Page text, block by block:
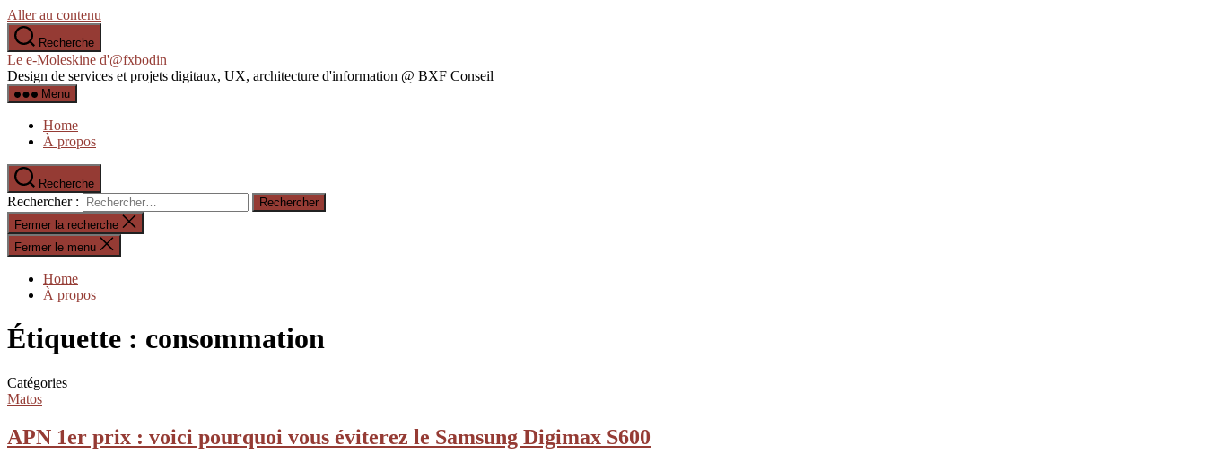
Aller au contenu
Recherche
Le e-Moleskine d'@fxbodin
Design de services et projets digitaux, UX, architecture d'information @ BXF Conseil
Menu
Home
À propos
Recherche
Rechercher :
Fermer la recherche
Fermer le menu
Home
À propos
Étiquette : consommation
Catégories
Matos
APN 1er prix : voici pourquoi vous éviterez le Samsung Digimax S600